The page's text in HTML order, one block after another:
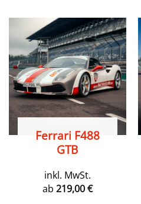
Ferrari F488
GTB
inkl. MwSt.
ab 219,00€